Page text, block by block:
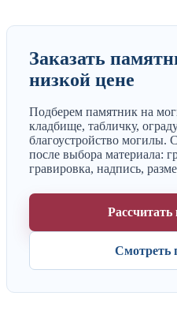
Заказать
низкой цене
Подберем памятник на
кладбище, табличку,
благоустройство могилы.
после выбора материала:
гравировка, надпись,
Рассчитать
Смотреть